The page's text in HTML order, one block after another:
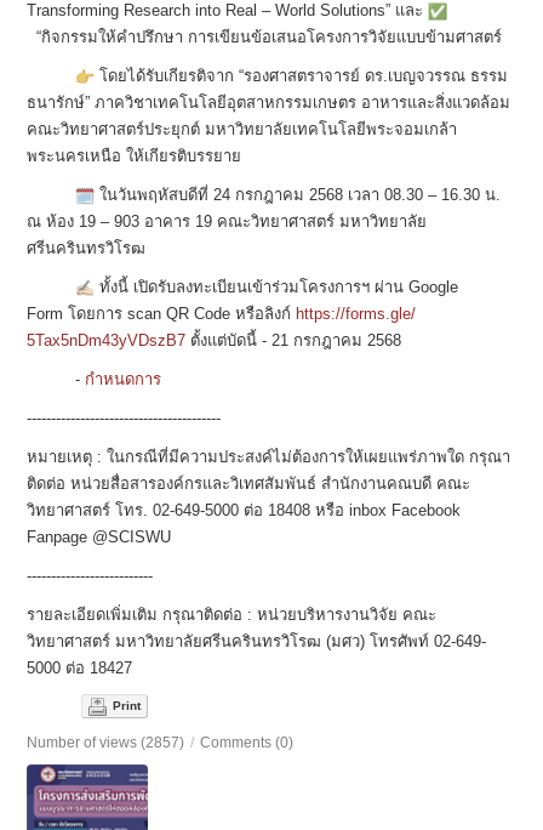
Transforming Research into Real – World Solutions” และ
“กิจกรรมให้คำปรึกษา การเขียนข้อเสนอโครงการวิจัยแบบข้ามศาสตร์
โดยได้รับเกียรติจาก “รองศาสตราจารย์ ดร.เบญจวรรณ ธรรม
ธนารักษ์” ภาควิชาเทคโนโลยีอุตสาหกรรมเกษตร อาหารและสิ่งแวดล้อม
คณะวิทยาศาสตร์ประยุกต์ มหาวิทยาลัยเทคโนโลยีพระจอมเกล้า
พระนครเหนือ ให้เกียรติบรรยาย
️ ในวันพฤหัสบดีที่ 24 กรกฎาคม 2568 เวลา 08.30 – 16.30 น.
ณ ห้อง 19 – 903 อาคาร 19 คณะวิทยาศาสตร์ มหาวิทยาลัย
ศรีนครินทรวิโรฒ
ทั้งนี้ เปิดรับลงทะเบียนเข้าร่วมโครงการฯ ผ่าน Google
Form โดยการ scan QR Code หรือลิงก์ https://forms.gle/
5Tax5nDm43yVDszB7 ตั้งแต่บัดนี้ - 21 กรกฎาคม 2568
- กำหนดการ
----------------------------------------
หมายเหตุ : ในกรณีที่มีความประสงค์ไม่ต้องการให้เผยแพร่ภาพใด กรุณา
ติดต่อ หน่วยสื่อสารองค์กรและวิเทศสัมพันธ์ สำนักงานคณบดี คณะ
วิทยาศาสตร์ โทร. 02-649-5000 ต่อ 18408 หรือ inbox Facebook
Fanpage @SCISWU
--------------------------
รายละเอียดเพิ่มเติม กรุณาติดต่อ : หน่วยบริหารงานวิจัย คณะ
วิทยาศาสตร์ มหาวิทยาลัยศรีนครินทรวิโรฒ (มศว) โทรศัพท์ 02-649-
5000 ต่อ 18427
Print
Number of views (2857) / Comments (0)